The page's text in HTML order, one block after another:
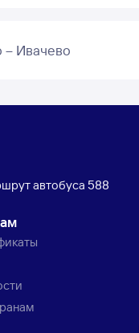
– Ивачево
автобуса 588